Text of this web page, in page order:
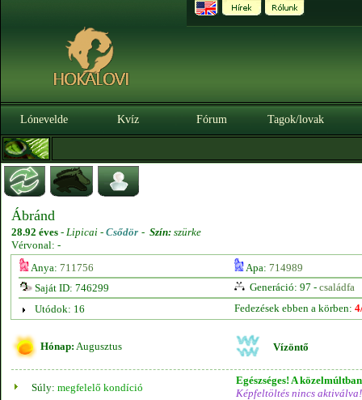
Lónevelde Kvíz Fórum Tagok/lovak
Ábránd
28.92 éves - Lipicai - Csődör - Szín: szürke
Vérvonal: -
Anya: 711756 Apa: 714989
Saját ID: 746299
Generáció: 97 - családfa
Utódok: 16
Fedezések ebben a körben:
Hónap: Augusztus Vízöntő
Súly: megfelelő kondíció
Egészséges! A
Képfeltöltés nincs aktiválva!